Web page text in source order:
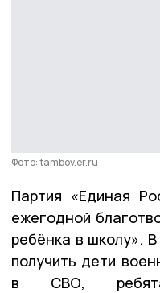
Фото: tambov.er.ru
Партия «Единая
ежегодной
ребёнка в школу».
получить дети
в СВО,